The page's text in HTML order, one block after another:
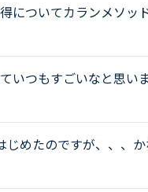
についてカランメソッ
元々スピーキングが全
した。そこで...
いつもすごいなと思い
国からまだ来て半年の
日して１...
めたのですが、、、
の英語のやり取りとい
です。3...